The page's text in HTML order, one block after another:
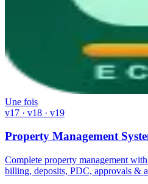
Une fois
v17 · v18 · v19
Property Management
Complete property management
billing, deposits, PDC, approvals &